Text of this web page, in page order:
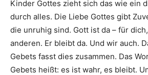
Kinder Gottes zieht sich das wie ein
durch alles. Die Liebe Gottes gibt
die unruhig sind. Gott ist da – für
anderen. Er bleibt da. Und wir auch.
Gebets fasst dies zusammen. Das
Gebets heißt: es ist wahr, es bleibt.